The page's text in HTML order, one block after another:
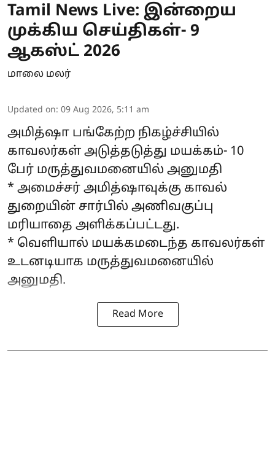
Tamil News Live: இன்றைய
முக்கிய செய்திகள்- 9
ஆகஸ்ட் 2026
மாலை மலர்
Updated on: 09 Aug 2026, 5:11 am
அமித்ஷா பங்கேற்ற நிகழ்ச்சியில்
காவலர்கள் அடுத்தடுத்து மயக்கம்- 10
பேர் மருத்துவமனையில் அனுமதி
* அமைச்சர் அமித்ஷாவுக்கு காவல்
துறையின் சார்பில் அணிவகுப்பு
மரியாதை அளிக்கப்பட்டது.
* வெளியால் மயக்கமடைந்த காவலர்கள்
உடனடியாக மருத்துவமனையில்
அனுமதி.
Read More